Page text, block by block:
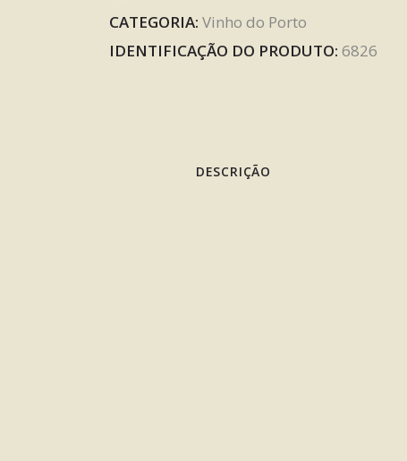
CATEGORIA: Vinho do Porto
IDENTIFICAÇÃO DO PRODUTO: 6826
DESCRIÇÃO